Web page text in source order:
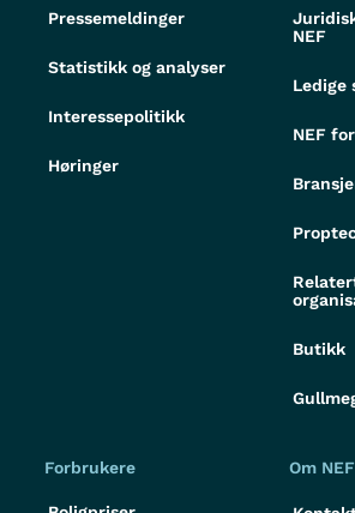
Pressemeldinger
Statistikk og analyser
Interessepolitikk
Høringer
NEF
Ledige
NEF
Butikk
Forbrukere Om NEF